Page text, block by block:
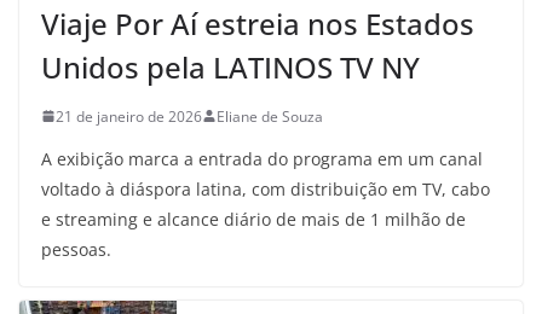
Viaje Por Aí estreia nos Estados
Unidos pela LATINOS TV NY
21 de janeiro de 2026 Eliane de Souza
A exibição marca a entrada do programa em um canal
voltado à diáspora latina, com distribuição em TV, cabo
e streaming e alcance diário de mais de 1 milhão de
pessoas.